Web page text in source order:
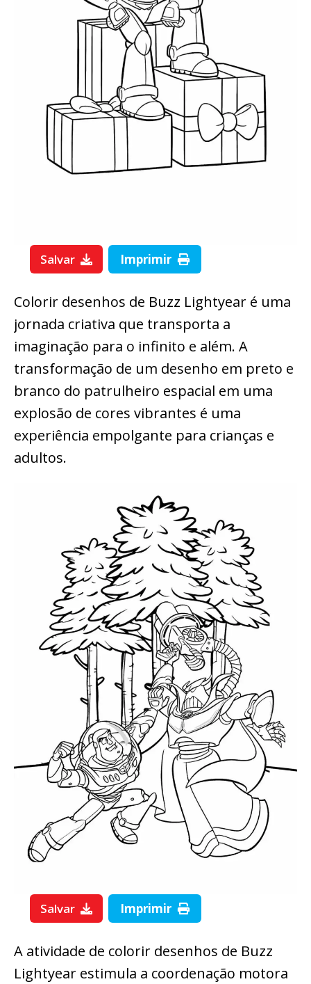
Salvar Imprimir
Colorir desenhos de Buzz Lightyear é uma
jornada criativa que transporta a
imaginação para o infinito e além. A
transformação de um desenho em preto e
branco do patrulheiro espacial em uma
explosão de cores vibrantes é uma
experiência empolgante para crianças e
adultos.
Salvar Imprimir
A atividade de colorir desenhos de Buzz
Lightyear estimula a coordenação motora